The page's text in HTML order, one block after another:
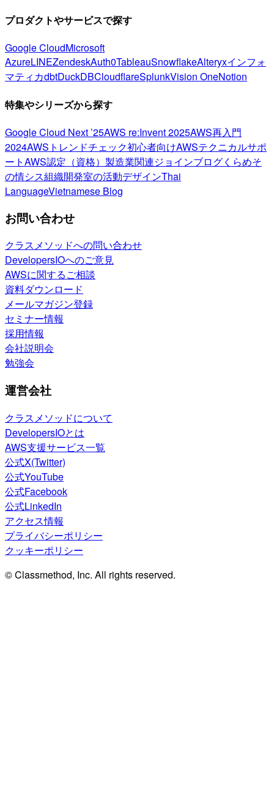
プロダクトやサービスで探す
Google CloudMicrosoft
AzureLINEZendeskAuth0TableauSnowflakeAlteryxインフォ
マティカdbtDuckDBCloudflareSplunkVision OneNotion
特集やシリーズから探す
Google Cloud Next ’25AWS re:Invent 2025AWS再入門
2024AWSトレンドチェック初心者向けAWSテクニカルサポ
ートAWS認定（資格） 製造業関連ジョインブログくらめそ
の情シス組織開発室の活動デザインThai
LanguageVietnamese Blog
お問い合わせ
クラスメソッドへの問い合わせ
DevelopersIOへのご意見
AWSに関するご相談
資料ダウンロード
メールマガジン登録
セミナー情報
採用情報
会社説明会
勉強会
運営会社
クラスメソッドについて
DevelopersIOとは
AWS支援サービス一覧
公式X(Twitter)
公式YouTube
公式Facebook
公式LinkedIn
アクセス情報
プライバシーポリシー
クッキーポリシー
© Classmethod, Inc. All rights reserved.